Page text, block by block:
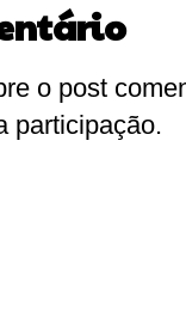
o post
participação.